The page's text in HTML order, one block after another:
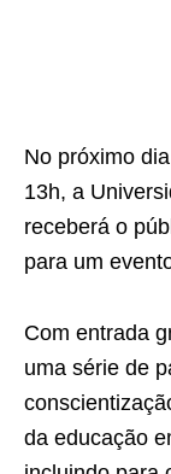
No próximo
13h, a
receberá o
para um
Com entrada
uma série de
da educação